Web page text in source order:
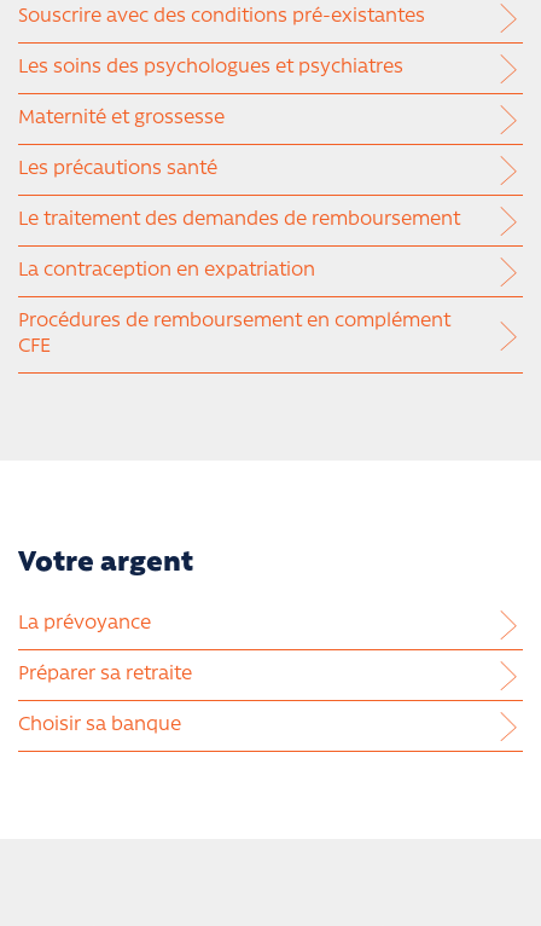
Souscrire avec des conditions pré-existantes
Les soins des psychologues et psychiatres
Maternité et grossesse
Les précautions santé
Le traitement des demandes de remboursement
La contraception en expatriation
Procédures de remboursement en complément
CFE
Votre argent
La prévoyance
Préparer sa retraite
Choisir sa banque